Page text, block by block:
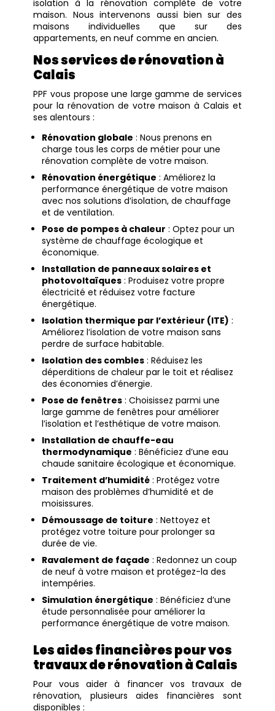
isolation à la rénovation complète de votre
maison. Nous intervenons aussi bien sur des
maisons individuelles que sur des
appartements, en neuf comme en ancien.
Nos services de rénovation à
Calais
PPF vous propose une large gamme de services
pour la rénovation de votre maison à Calais et
ses alentours :
Rénovation globale : Nous prenons en
charge tous les corps de métier pour une
rénovation complète de votre maison.
Rénovation énergétique : Améliorez la
performance énergétique de votre maison
avec nos solutions d’isolation, de chauffage
et de ventilation.
Pose de pompes à chaleur : Optez pour un
système de chauffage écologique et
économique.
Installation de panneaux solaires et
photovoltaïques : Produisez votre propre
électricité et réduisez votre facture
énergétique.
Isolation thermique par l’extérieur (ITE) :
Améliorez l’isolation de votre maison sans
perdre de surface habitable.
Isolation des combles : Réduisez les
déperditions de chaleur par le toit et réalisez
des économies d’énergie.
Pose de fenêtres : Choisissez parmi une
large gamme de fenêtres pour améliorer
l’isolation et l’esthétique de votre maison.
Installation de chauffe-eau
thermodynamique : Bénéficiez d’une eau
chaude sanitaire écologique et économique.
Traitement d’humidité : Protégez votre
maison des problèmes d’humidité et de
moisissures.
Démoussage de toiture : Nettoyez et
protégez votre toiture pour prolonger sa
durée de vie.
Ravalement de façade : Redonnez un coup
de neuf à votre maison et protégez-la des
intempéries.
Simulation énergétique : Bénéficiez d’une
étude personnalisée pour améliorer la
performance énergétique de votre maison.
Les aides financières pour vos
travaux de rénovation à Calais
Pour vous aider à financer vos travaux de
rénovation, plusieurs aides financières sont
disponibles :